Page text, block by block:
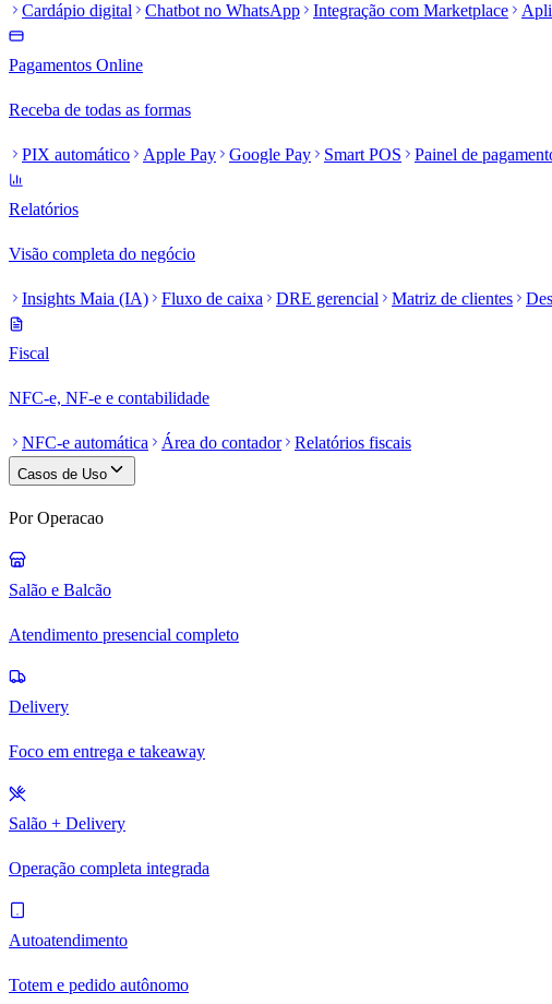
Cardápio digital Chatbot no WhatsApp Integração com Marketplace
Pagamentos Online
Receba de todas as formas
PIX automático Apple Pay Google Pay Smart POS Painel de
Relatórios
Visão completa do negócio
Insights Maia (IA) Fluxo de caixa DRE gerencial Matriz de clientes
Fiscal
NFC-e, NF-e e contabilidade
NFC-e automática Área do contador Relatórios fiscais
Casos de Uso
Por Operacao
Salão e Balcão
Atendimento presencial completo
Delivery
Foco em entrega e takeaway
Salão + Delivery
Operação completa integrada
Autoatendimento
Totem e pedido autônomo